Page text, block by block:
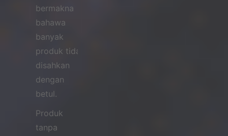
bermakna
bahawa
banyak
produk tidak
disahkan
dengan
betul.
Produk
tanpa